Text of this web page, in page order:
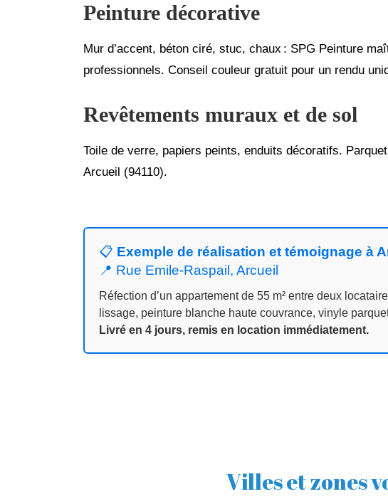
Peinture décorative
Mur d’accent, béton ciré, stuc, chaux : SPG Peinture
professionnels. Conseil couleur gratuit pour un rendu
Revêtements muraux et de sol
Toile de verre, papiers peints, enduits décoratifs.
Arcueil (94110).
📋 Exemple de réalisation et témoignage à
📍 Rue Emile‑Raspail, Arcueil
Réfection d’un appartement de 55 m² entre deux
lissage, peinture blanche haute couvrance, vinyle
Livré en 4 jours, remis en location immédiatement.
Villes et zones